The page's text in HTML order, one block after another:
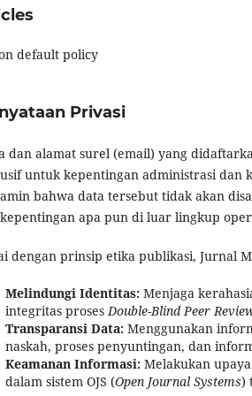
default policy
Privasi
dan alamat surel (email) yang
untuk kepentingan administrasi
bahwa data tersebut tidak akan
apa pun di luar lingkup
dengan prinsip etika publikasi, Jurnal
Melindungi Identitas: Menjaga
integritas prosesDouble-Blind Peer
Transparansi Data: Menggunakan
naskah, proses penyuntingan, dan
Keamanan Informasi: Melakukan
dalam sistem OJS (Open Journal Systems)